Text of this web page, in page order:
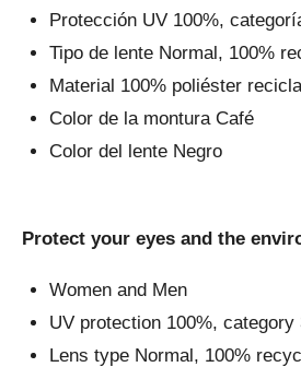
Protección UV 100%,
Tipo de lente Normal, 100%
Material 100% poliéster
Color de la montura Café
Color del lente Negro
Protect your eyes and the
Women and Men
UV protection 100%, category
Lens type Normal, 100%